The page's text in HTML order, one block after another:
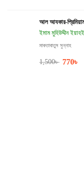
আল আযকার-
ইমাম মুহিউদ্দীন
মাকতাবাতুস সুন্নাহ
1,500৳ 770৳